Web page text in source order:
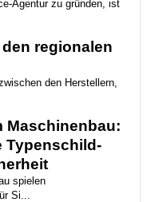
Agentur zu gründen, ist
regionalen
den Herstellern,
Maschinenbau:
Typenschild-
spielen
Si...